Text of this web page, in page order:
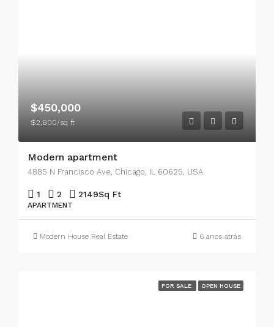
$450,000
$2,800/sq ft
Modern apartment
4885 N Francisco Ave, Chicago, IL 60625, USA
1 2 2149Sq Ft
APARTMENT
Modern House Real Estate 6 anos atrás
FOR SALE OPEN HOUSE